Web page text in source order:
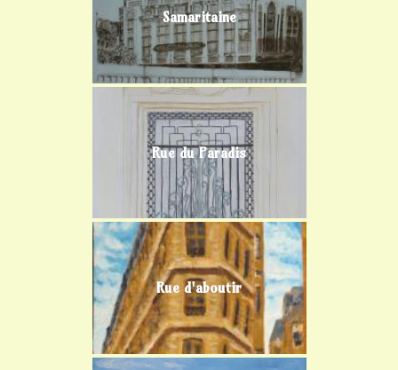
Samaritaine
Rue du Paradis
Rue d'aboutir